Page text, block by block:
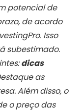
potencial de
de acordo
Isso
subestimado.
dicas
as
Além disso, o
o preço das